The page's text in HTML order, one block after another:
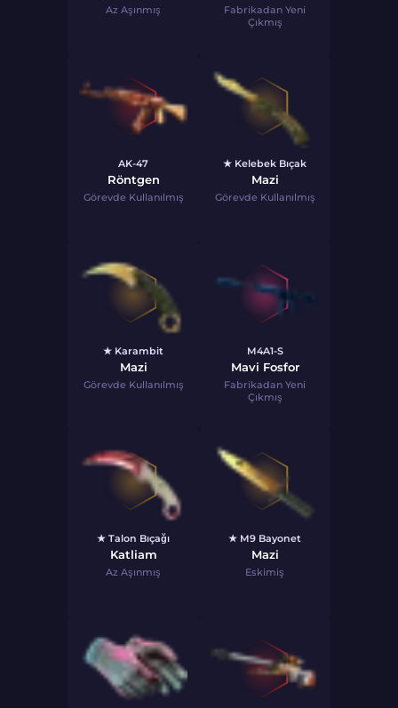
Az Aşınmış
Fabrikadan Yeni
Çıkmış
AK-47
Röntgen
Görevde Kullanılmış
★ Kelebek Bıçak
Mazi
Görevde Kullanılmış
★ Karambit
Mazi
Görevde Kullanılmış
M4A1-S
Mavi Fosfor
Fabrikadan Yeni
Çıkmış
★ Talon Bıçağı
Katliam
Az Aşınmış
★ M9 Bayonet
Mazi
Eskimiş